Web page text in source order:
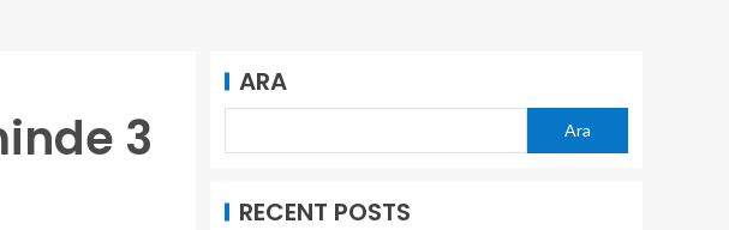
3
ARA
Ara
RECENT POSTS